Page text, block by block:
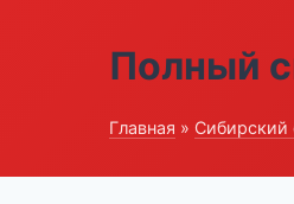
Полный
Главная » Сибирский